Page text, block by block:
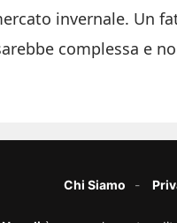
invernale. Un
complessa e
Chi Siamo